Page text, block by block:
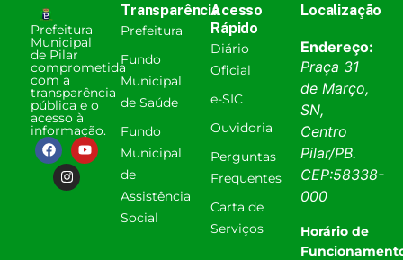
Prefeitura
Municipal
de Pilar
comprometida
com a
transparência
pública e o
acesso à
informação.
Transparência
Prefeitura
Fundo
Municipal
de Saúde
Fundo
Municipal
de
Assistência
Social
Acesso
Rápido
Diário
Oficial
e-SIC
Ouvidoria
Perguntas
Frequentes
Carta de
Serviços
Localização
Endereço:
Praça 31
de Março,
SN,
Centro
Pilar/PB.
CEP:58338-
000
Horário de